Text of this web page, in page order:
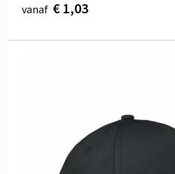
vanaf € 1,03